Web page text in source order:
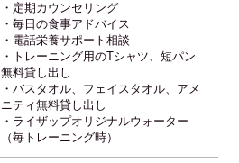
・定期カウンセリング
・毎日の食事アドバイス
・電話栄養サポート相談
・トレーニング用のTシャツ、短パン
無料貸し出し
・バスタオル、フェイスタオル、アメ
ニティ無料貸し出し
・ライザップオリジナルウォーター
（毎トレーニング時）